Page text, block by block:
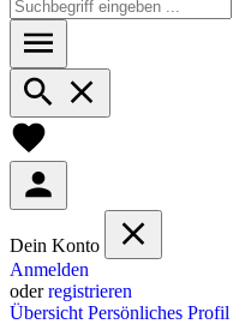
Dein Konto
Anmelden
oderregistrieren
Übersicht Persönliches Profil